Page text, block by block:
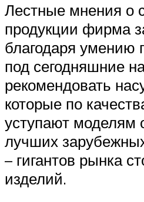
Лестные мнения о
продукции фирма
благодаря умению
под сегодняшние
рекомендовать
которые по
уступают моделям
лучших
– гигантов рынка
изделий.